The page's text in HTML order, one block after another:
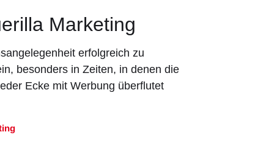
Marketing
erfolgreich zu
besonders in Zeiten, in denen die
Ecke mit Werbung überflutet